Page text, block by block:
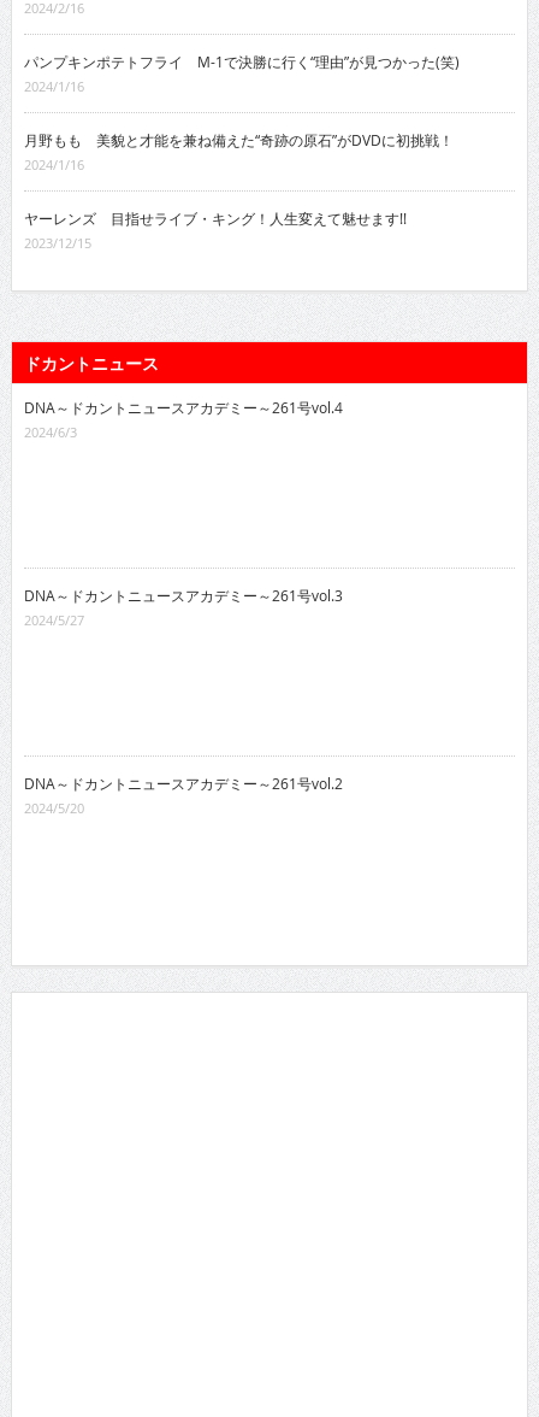
2024/2/16
パンプキンポテトフライ M-1で決勝に行く“理由”が見つかった(笑)
2024/1/16
月野もも 美貌と才能を兼ね備えた“奇跡の原石”がDVDに初挑戦！
2024/1/16
ヤーレンズ 目指せライブ・キング！人生変えて魅せます!!
2023/12/15
ドカントニュース
DNA～ドカントニュースアカデミー～261号vol.4
2024/6/3
DNA～ドカントニュースアカデミー～261号vol.3
2024/5/27
DNA～ドカントニュースアカデミー～261号vol.2
2024/5/20